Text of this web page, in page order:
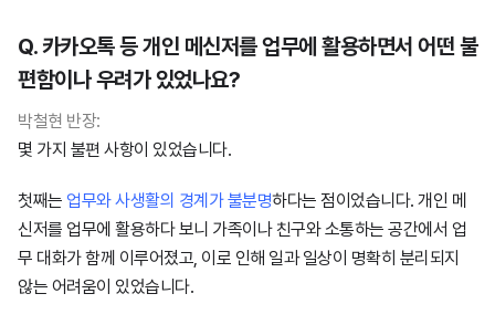
Q. 카카오톡 등 개인 메신저를 업무에 활용하면서 어떤 불
편함이나 우려가 있었나요?
박철현 반장:
몇 가지 불편 사항이 있었습니다.
첫째는 업무와 사생활의 경계가 불분명하다는 점이었습니다. 개인 메
신저를 업무에 활용하다 보니 가족이나 친구와 소통하는 공간에서 업
무 대화가 함께 이루어졌고, 이로 인해 일과 일상이 명확히 분리되지
않는 어려움이 있었습니다.